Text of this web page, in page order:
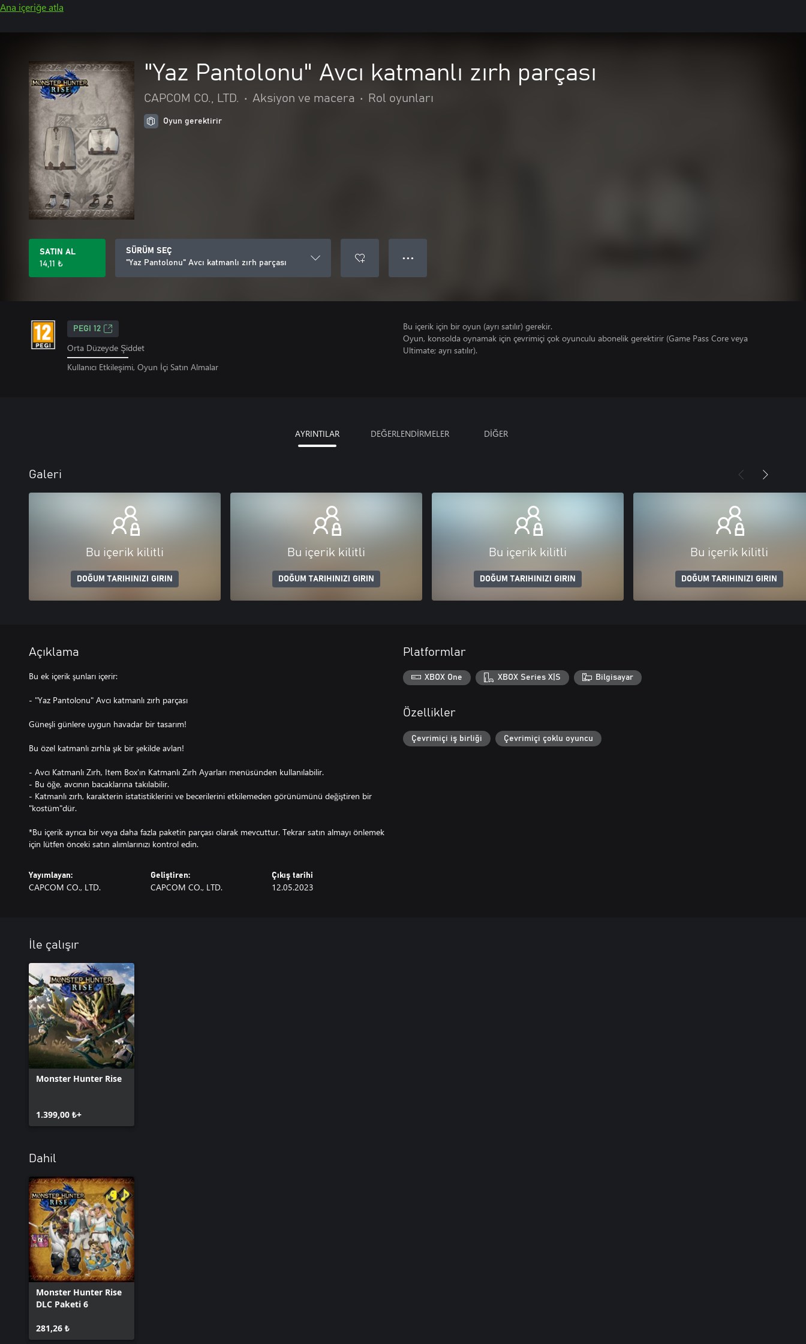
Ana içeriğe atla
"Yaz Pantolonu" Avcı katmanlı zırh parçası
CAPCOM CO., LTD. • Aksiyon ve macera • Rol oyunları
Oyun gerektirir
SATIN AL
14,11 ₺
SÜRÜM SEÇ
"Yaz Pantolonu" Avcı katmanlı zırh parçası
● ● ●
PEGI 12
Orta Düzeyde Şiddet
Kullanıcı Etkileşimi, Oyun İçi Satın Almalar
Bu içerik için bir oyun (ayrı satılır) gerekir.
Oyun, konsolda oynamak için çevrimiçi çok oyunculu abonelik gerektirir (Game Pass Core veya
Ultimate; ayrı satılır).
AYRINTILAR DEĞERLENDİRMELER DİĞER
Galeri
Bu içerik kilitli
DOĞUM TARIHINIZI GIRIN
Bu içerik kilitli
DOĞUM TARIHINIZI GIRIN
Bu içerik kilitli
DOĞUM TARIHINIZI GIRIN
Bu içerik kilitli
DOĞUM TARIHINIZI GIRIN
Açıklama
Bu ek içerik şunları içerir:
- "Yaz Pantolonu" Avcı katmanlı zırh parçası
Güneşli günlere uygun havadar bir tasarım!
Bu özel katmanlı zırhla şık bir şekilde avlan!
- Avcı Katmanlı Zırh, Item Box'ın Katmanlı Zırh Ayarları menüsünden kullanılabilir.
- Bu öğe, avcının bacaklarına takılabilir.
- Katmanlı zırh, karakterin istatistiklerini ve becerilerini etkilemeden görünümünü değiştiren bir
"kostüm"dür.
*Bu içerik ayrıca bir veya daha fazla paketin parçası olarak mevcuttur. Tekrar satın almayı önlemek
için lütfen önceki satın alımlarınızı kontrol edin.
Yayımlayan:
CAPCOM CO., LTD.
Geliştiren:
CAPCOM CO., LTD.
Çıkış tarihi
12.05.2023
Platformlar
XBOX One XBOX Series X|S Bilgisayar
Özellikler
Çevrimiçi iş birliği Çevrimiçi çoklu oyuncu
İle çalışır
Monster Hunter Rise
1.399,00 ₺+
Dahil
Monster Hunter Rise
DLC Paketi 6
281,26 ₺